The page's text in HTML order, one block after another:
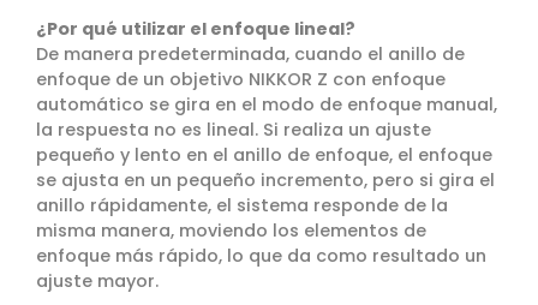
¿Por qué utilizar el enfoque lineal?
De manera predeterminada, cuando el anillo de
enfoque de un objetivo NIKKOR Z con enfoque
automático se gira en el modo de enfoque manual,
la respuesta no es lineal. Si realiza un ajuste
pequeño y lento en el anillo de enfoque, el enfoque
se ajusta en un pequeño incremento, pero si gira el
anillo rápidamente, el sistema responde de la
misma manera, moviendo los elementos de
enfoque más rápido, lo que da como resultado un
ajuste mayor.